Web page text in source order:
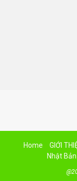
Home GIỚI
Nhật Bản